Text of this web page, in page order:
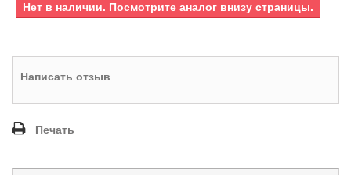
Нет в наличии. Посмотрите аналог внизу страницы.
Написать отзыв
Печать